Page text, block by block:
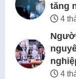
tăng
4
4